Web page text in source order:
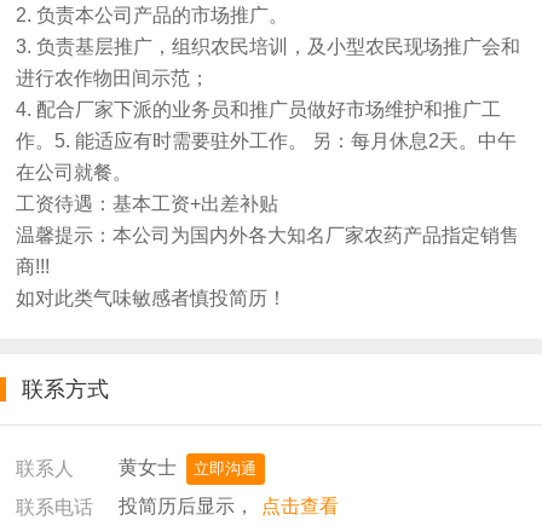
2. 负责本公司产品的市场推广。
3. 负责基层推广，组织农民培训，及小型农民现场推广会和
进行农作物田间示范；
4. 配合厂家下派的业务员和推广员做好市场维护和推广工
作。5. 能适应有时需要驻外工作。 另：每月休息2天。中午
在公司就餐。
工资待遇：基本工资+出差补贴
温馨提示：本公司为国内外各大知名厂家农药产品指定销售
商!!!
如对此类气味敏感者慎投简历！
联系方式
联系人 黄女士 立即沟通
联系电话 投简历后显示，
点击查看